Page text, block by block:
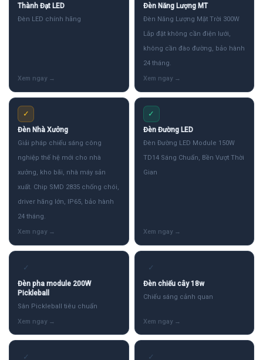
Thành Đạt LED
Đèn LED chính hãng
Đèn Năng Lượng MT
Đèn Năng Lượng Mặt Trời 300W
Lắp đặt không cần điện lưới,
không cần đào đường, bảo hành
24 tháng.
✓
Đèn Nhà Xưởng
Giải pháp chiếu sáng công
nghiệp thế hệ mới cho nhà
xưởng, kho bãi, nhà máy sản
xuất. Chip SMD 2835 chống chói,
driver hãng lớn, IP65, bảo hành
24 tháng.
✓
Đèn Đường LED
Đèn Đường LED Module 150W
TD14 Sáng Chuẩn, Bền Vượt Thời
Gian
✓
Đèn pha module 200W
Pickleball
Sân Pickleball tiêu chuẩn
✓
Đèn chiếu cây 18w
Chiếu sáng cảnh quan
✓ ✓